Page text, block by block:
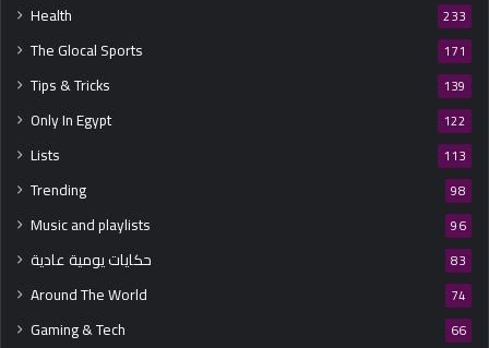
Health 233
The Glocal Sports 171
Tips & Tricks 139
Only In Egypt 122
Lists 113
Trending 98
Music and playlists 96
حكايات يومية عادية 83
Around The World 74
Gaming & Tech 66